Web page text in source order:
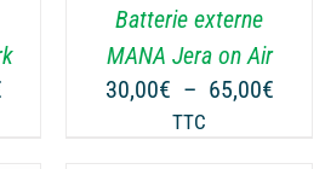
Plage
Batterie externe
MANA Jera on Air
30,00€ – 65,00€
TTC